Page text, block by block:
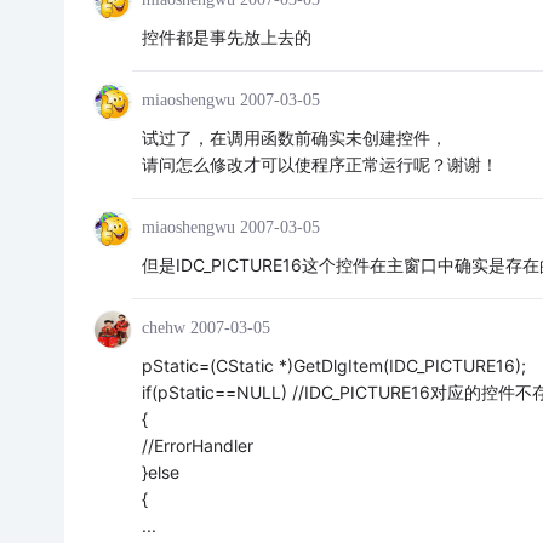
控件都是事先放上去的
miaoshengwu 2007-03-05
试过了，在调用函数前确实未创建控件，
请问怎么修改才可以使程序正常运行呢？谢谢！
miaoshengwu 2007-03-05
但是IDC_PICTURE16这个控件在主窗口中确实是存
chehw 2007-03-05
pStatic=(CStatic *)GetDlgItem(IDC_PICTURE16);
if(pStatic==NULL) //IDC_PICTURE16对应的控件不
{
//ErrorHandler
}else
{
...